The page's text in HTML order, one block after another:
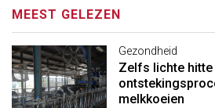
MEEST GELEZEN
Gezondheid
Zelfs lichte
melkkoeien